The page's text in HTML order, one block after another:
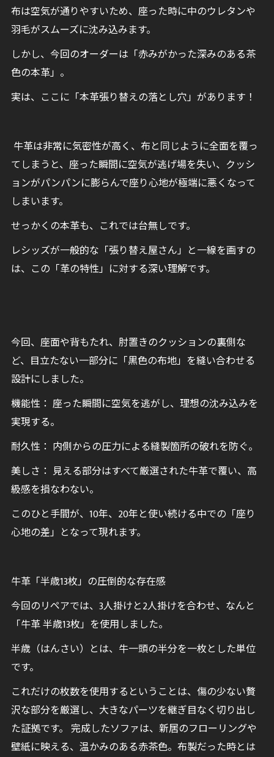
布は空気が通りやすいため、座った時に中のウレタンや
羽毛がスムーズに沈み込みます。
しかし、今回のオーダーは「赤みがかった深みのある茶
色の本革」。
実は、ここに「本革張り替えの落とし穴」があります！
牛革は非常に気密性が高く、布と同じように全面を覆っ
てしまうと、座った瞬間に空気が逃げ場を失い、クッシ
ョンがパンパンに膨らんで座り心地が極端に悪くなって
しまいます。
せっかくの本革も、これでは台無しです。
レシッズが一般的な「張り替え屋さん」と一線を画すの
は、この「革の特性」に対する深い理解です。
今回、座面や背もたれ、肘置きのクッションの裏側な
ど、目立たない一部分に「黒色の布地」を縫い合わせる
設計にしました。
機能性： 座った瞬間に空気を逃がし、理想の沈み込みを
実現する。
耐久性： 内側からの圧力による縫製箇所の破れを防ぐ。
美しさ： 見える部分はすべて厳選された牛革で覆い、高
級感を損なわない。
このひと手間が、10年、20年と使い続ける中での「座り
心地の差」となって現れます。
牛革「半歳13枚」の圧倒的な存在感
今回のリペアでは、3人掛けと2人掛けを合わせ、なんと
「牛革 半歳13枚」を使用しました。
半歳（はんさい）とは、牛一頭の半分を一枚とした単位
です。
これだけの枚数を使用するということは、傷の少ない贅
沢な部分を厳選し、大きなパーツを継ぎ目なく切り出し
た証拠です。 完成したソファは、新居のフローリングや
壁紙に映える、温かみのある赤茶色。布製だった時とは